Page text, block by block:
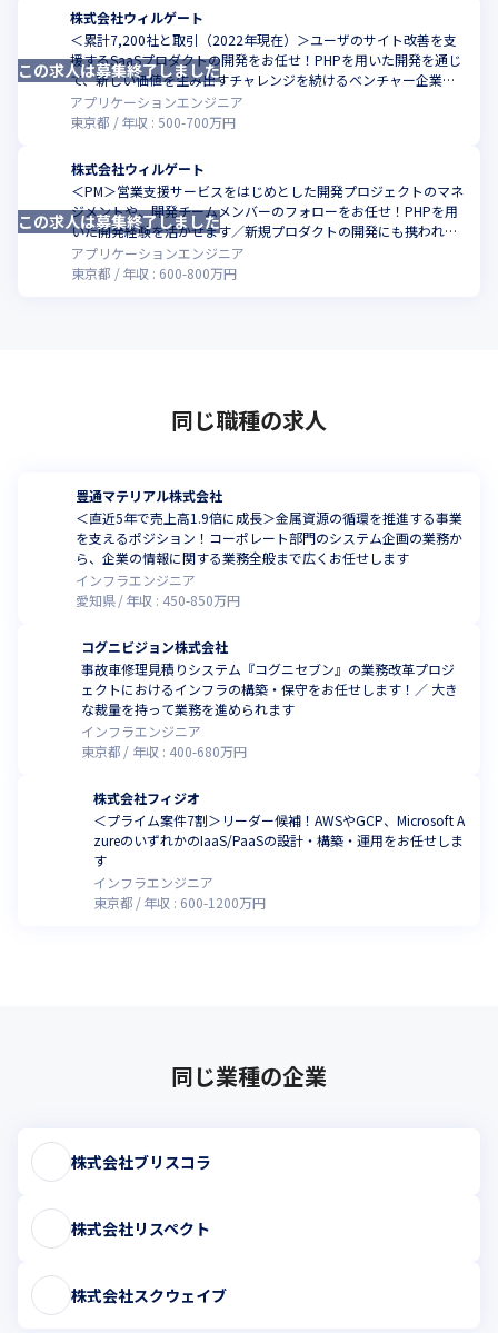
株式会社ウィルゲート
＜累計7,200社と取引（2022年現在）＞ユーザのサイト改善を支
援するSaaSプロダクトの開発をお任せ！PHPを用いた開発を通じ
て、新しい価値を生み出すチャレンジを続けるベンチャー企業を
支援しませんか
アプリケーションエンジニア
東京都
年収 :500-700万円
この求人は募集終了しました
株式会社ウィルゲート
＜PM＞営業支援サービスをはじめとした開発プロジェクトのマネ
ジメントや、開発チームメンバーのフォローをお任せ！PHPを用
いた開発経験を活かせます／新規プロダクトの開発にも携われる
環境です
アプリケーションエンジニア
東京都
年収 : 600-800万円
この求人は募集終了しました
同じ職種の求人
豊通マテリアル株式会社
＜直近5年で売上高1.9倍に成長＞金属資源の循環を推進する事業
を支えるポジション！コーポレート部門のシステム企画の業務か
ら、企業の情報に関する業務全般まで広くお任せします
インフラエンジニア
愛知県
年収 : 450-850万円
コグニビジョン株式会社
事故車修理見積りシステム『コグニセブン』の業務改革プロジ
ェクトにおけるインフラの構築・保守をお任せします！／ 大き
な裁量を持って業務を進められます
インフラエンジニア
東京都
年収 : 400-680万円
株式会社フィジオ
＜プライム案件7割＞リーダー候補！AWSやGCP、Microsoft A
zureのいずれかのIaaS/PaaSの設計・構築・運用をお任せしま
す
インフラエンジニア
東京都
年収 : 600-1200万円
同じ業種の企業
株式会社ブリスコラ
株式会社リスペクト
株式会社スクウェイブ